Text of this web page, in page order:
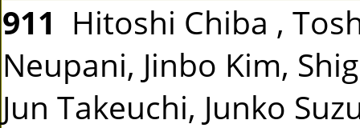
911 Hitoshi Chiba ,
Neupani, Jinbo Kim,
Jun Takeuchi, Junko